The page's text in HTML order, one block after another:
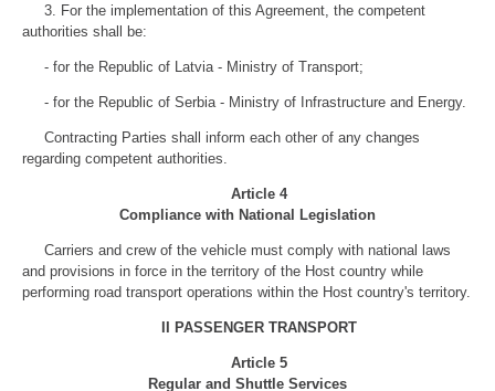
3. For the implementation of this Agreement, the competent
authorities shall be:
- for the Republic of Latvia - Ministry of Transport;
- for the Republic of Serbia - Ministry of Infrastructure and Energy.
Contracting Parties shall inform each other of any changes
regarding competent authorities.
Article 4
Compliance with National Legislation
Carriers and crew of the vehicle must comply with national laws
and provisions in force in the territory of the Host country while
performing road transport operations within the Host country's territory.
II PASSENGER TRANSPORT
Article 5
Regular and Shuttle Services